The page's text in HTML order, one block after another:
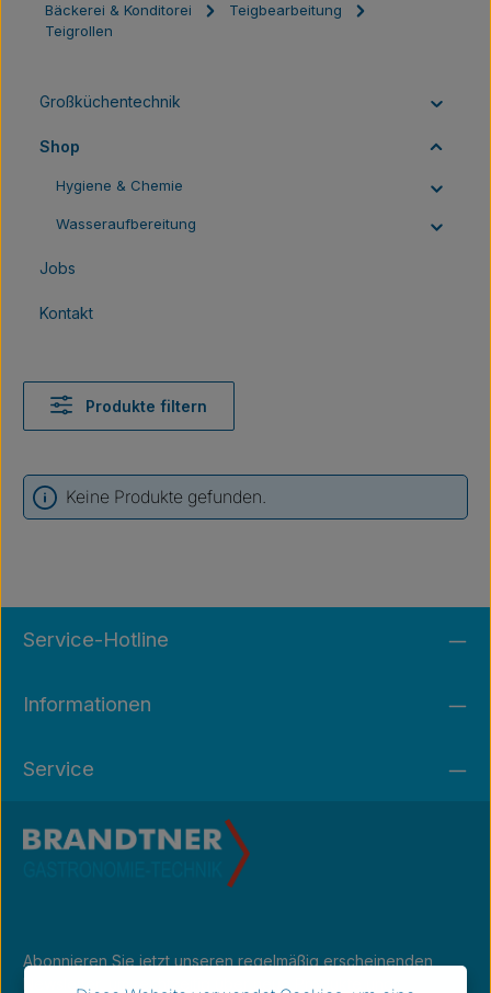
Bäckerei & Konditorei
Teigbearbeitung
Teigrollen
Großküchentechnik
Shop
Hygiene & Chemie
Wasseraufbereitung
Jobs
Kontakt
Produkte filtern
Keine Produkte gefunden.
Service-Hotline
Informationen
Service
Abonnieren Sie jetzt unseren regelmäßig erscheinenden
Newsletter, um rechtzeitig über neue Produkte und